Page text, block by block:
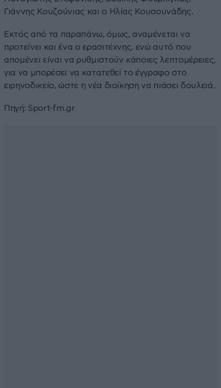
Γιάννης Κουζούνιας και ο Ηλίας Κουσουνάδης.
Εκτός από τα παραπάνω, όμως, αναμένεται να
προτείνει και ένα ο ερασιτέχνης, ενώ αυτό που
απομένει είναι να ρυθμιστούν κάποιες λεπτομέρειες,
για να μπορέσει να κατατεθεί το έγγραφο στο
ειρηνοδικείο, ώστε η νέα διοίκηση να πιάσει δουλειά.
Πηγή: Sport-fm.gr